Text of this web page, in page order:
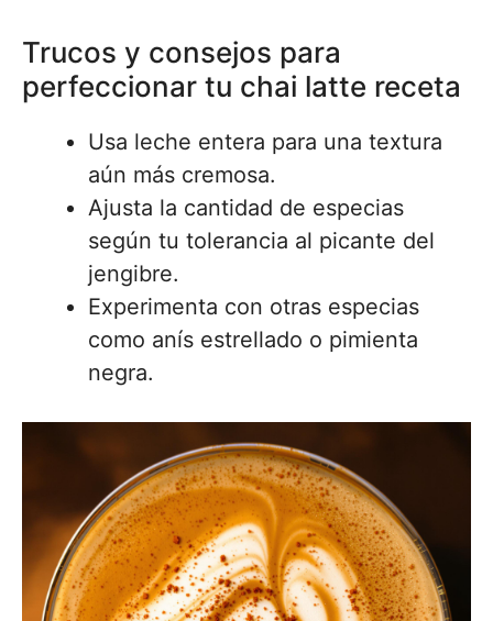
Trucos y consejos para
perfeccionar tu chai latte receta
Usa leche entera para una textura
aún más cremosa.
Ajusta la cantidad de especias
según tu tolerancia al picante del
jengibre.
Experimenta con otras especias
como anís estrellado o pimienta
negra.